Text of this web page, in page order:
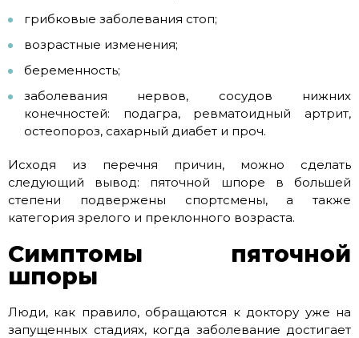
грибковые заболевания стоп;
возрастные изменения;
беременность;
заболевания нервов, сосудов нижних
конечностей: подагра, ревматоидный артрит,
остеопороз, сахарный диабет и проч.
Исходя из перечня причин, можно сделать
следующий вывод: пяточной шпоре в большей
степени подвержены спортсмены, а также
категория зрелого и преклонного возраста.
Симптомы пяточной
шпоры
Люди, как правило, обращаются к доктору уже на
запущенных стадиях, когда заболевание достигает